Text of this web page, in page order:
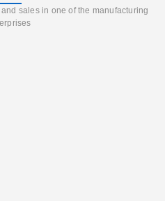
sales in one of the manufacturing